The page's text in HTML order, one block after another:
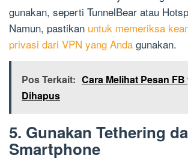
gunakan, seperti TunnelBear atau
Namun, pastikan untuk memeriksa
privasi dari VPN yang Anda gunakan.
Pos Terkait: Cara Melihat Pesan
Dihapus
5. Gunakan Tethering
Smartphone